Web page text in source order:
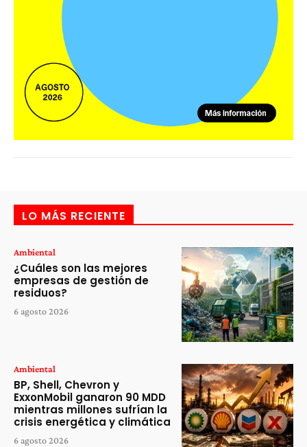
LO MÁS RECIENTE
Ambiental
¿Cuáles son las mejores
empresas de gestión de
residuos?
6 agosto 2026
Ambiental
BP, Shell, Chevron y
ExxonMobil ganaron 90 MDD
mientras millones sufrían la
crisis energética y climática
6 agosto 2026